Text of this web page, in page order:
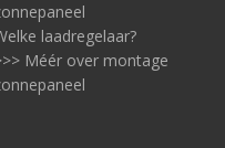
laadregelaar?
Méér over montage